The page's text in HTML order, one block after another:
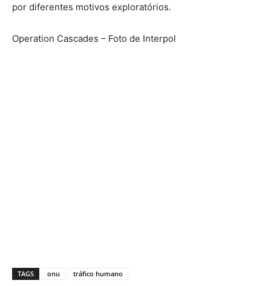
por diferentes motivos exploratórios.
Operation Cascades – Foto de Interpol
TAGS onu tráfico humano